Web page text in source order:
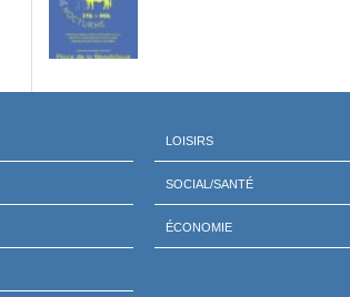
LOISIRS
SOCIAL/SANTÉ
ÉCONOMIE